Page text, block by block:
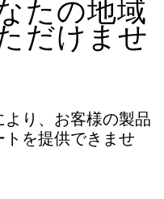
たの地域
だけませ
り、お客様の製品
トを提供できませ